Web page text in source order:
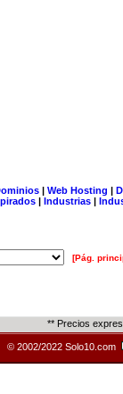
| Web Hosting |
| Industrias |
[Pág.
** Precios
© 2002/2022 Solo10.com